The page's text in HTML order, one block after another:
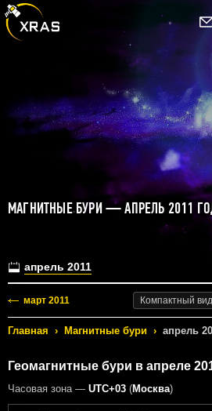
МАГНИТНЫЕ БУРИ — АПРЕЛЬ 2011
апрель 2011
март 2011 Компактный вид
Главная › Магнитные бури › апрель
Геомагнитные бури в апреле
Часовая зона — UTC+03 (Москва)